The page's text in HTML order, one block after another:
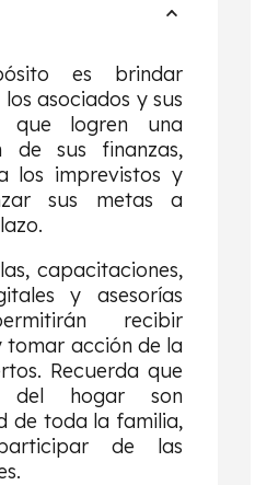
es brindar
asociados y sus
que logren una
de sus finanzas,
los imprevistos y
sus metas a
capacitaciones,
y asesorías
recibir
tomar acción de la
Recuerda que
del hogar son
de toda la familia,
de las